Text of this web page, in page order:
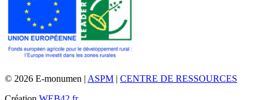
© 2026 E-monumen | ASPM | CENTRE DE RESSOURCES